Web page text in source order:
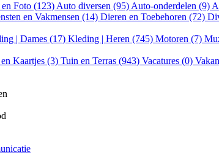
Foto (123) Auto diversen (95) Auto-onderdelen (9)
en Vakmensen (14) Dieren en Toebehoren (72)
| Dames (17) Kleding | Heren (745) Motoren (7)
Kaartjes (3) Tuin en Terras (943) Vacatures (0)